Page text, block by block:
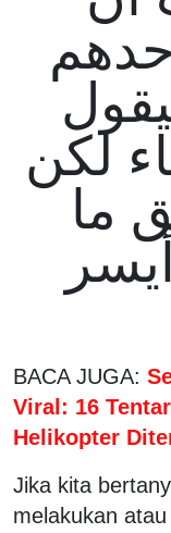
لكن
ما
BACA JUGA:
Viral: 16
Helikopter
Jika kita
melakukan